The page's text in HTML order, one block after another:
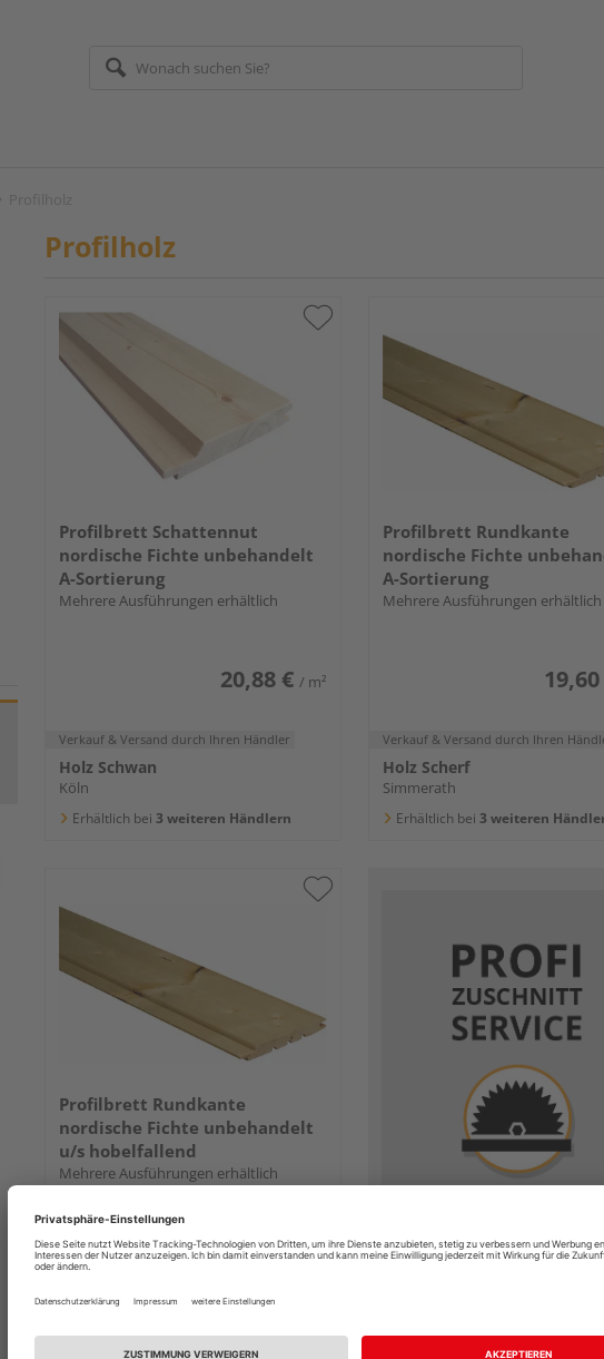
Profilholz
Profilbrett Schattennut
nordische Fichte unbehandelt
A-Sortierung
Mehrere Ausführungen erhältlich
20,88 € / m²
Verkauf & Versand durch Ihren Händler
Holz Schwan
Köln
Erhältlich bei 3 weiteren Händlern
Profilbrett Rundkante
nordische Fichte
A-Sortierung
Mehrere Ausführungen erhältlich
Verkauf & Versand durch Ihren
Holz Scherf
Simmerath
Erhältlich bei 3 weiteren
Profilbrett Rundkante
nordische Fichte unbehandelt
u/s hobelfallend
Mehrere Ausführungen erhältlich
12,05 € / m²
Verkauf & Versand durch Ihren Händler
Holz Schwan